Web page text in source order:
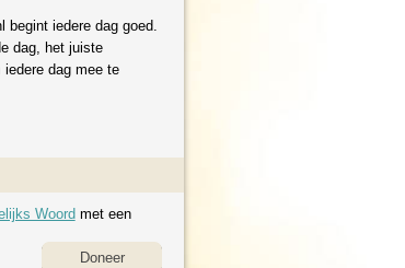
begint iedere dag goed.
dag, het juiste
dag mee te
Woord met een
Doneer